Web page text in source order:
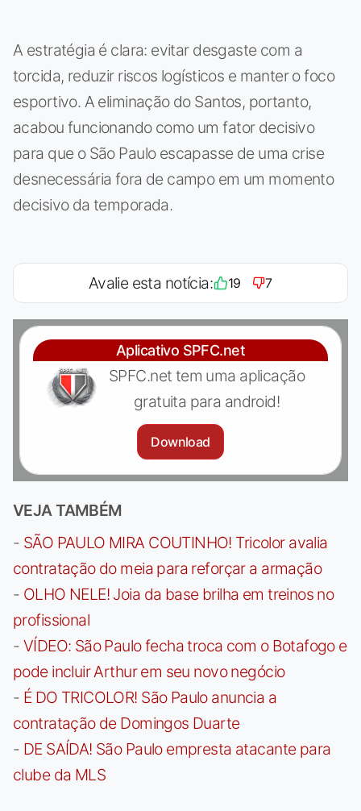
A estratégia é clara: evitar desgaste com a
torcida, reduzir riscos logísticos e manter o foco
esportivo. A eliminação do Santos, portanto,
acabou funcionando como um fator decisivo
para que o São Paulo escapasse de uma crise
desnecessária fora de campo em um momento
decisivo da temporada.
Avalie esta notícia: 19 7
Aplicativo SPFC.net
SPFC.net tem uma aplicação
gratuita para android!
Download
VEJA TAMBÉM
- SÃO PAULO MIRA COUTINHO! Tricolor avalia
contratação do meia para reforçar a armação
- OLHO NELE! Joia da base brilha em treinos no
profissional
- VÍDEO: São Paulo fecha troca com o Botafogo e
pode incluir Arthur em seu novo negócio
- É DO TRICOLOR! São Paulo anuncia a
contratação de Domingos Duarte
- DE SAÍDA! São Paulo empresta atacante para
clube da MLS